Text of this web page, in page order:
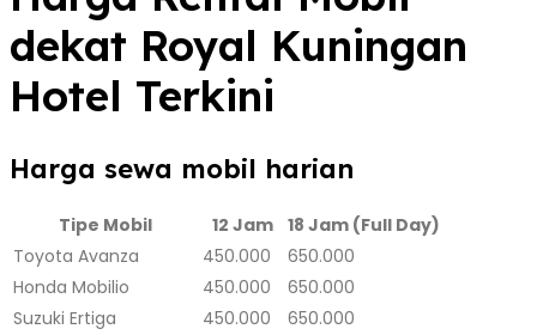
dekat Royal Kuningan
Hotel Terkini
Harga sewa mobil harian
Tipe Mobil 12 Jam 18 Jam (Full Day)
Toyota Avanza
450.000
650.000
Honda Mobilio
450.000
650.000
Suzuki Ertiga
450.000
650.000